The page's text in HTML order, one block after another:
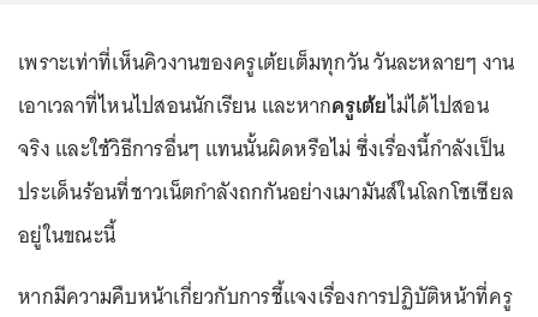
เพราะเท่าที่เห็นคิวงานของครูเต้ยเต็มทุกวัน วันละหลายๆ งาน
เอาเวลาที่ไหนไปสอนนักเรียน และหากครูเต้ยไม่ได้ไปสอน
จริง และใช้วิธีการอื่นๆ แทนนั้นผิดหรือไม่ ซึ่งเรื่องนี้กำลังเป็น
ประเด็นร้อนที่ชาวเน็ตกำลังถกกันอย่างเมามันส์ในโลกโซเซียล
อยู่ในขณะนี้
หากมีความคืบหน้าเกี่ยวกับการชี้แจงเรื่องการปฏิบัติหน้าที่ครู